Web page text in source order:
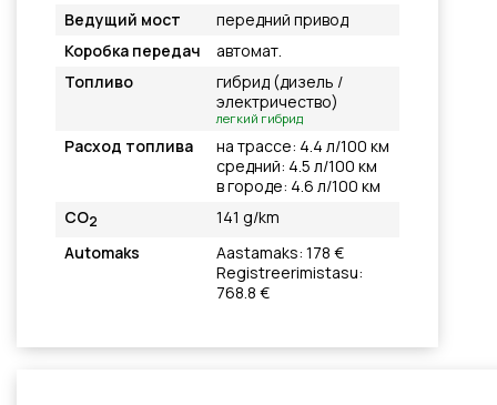
Ведущий мост
передний привод
Коробка передач
автомат.
Топливо
гибрид (дизель /
электричество)
легкий гибрид
Расход топлива
на трассе: 4.4 л/100 км
средний: 4.5 л/100 км
в городе: 4.6 л/100 км
CO2
141 g/km
Automaks
Aastamaks: 178 €
Registreerimistasu:
768.8 €